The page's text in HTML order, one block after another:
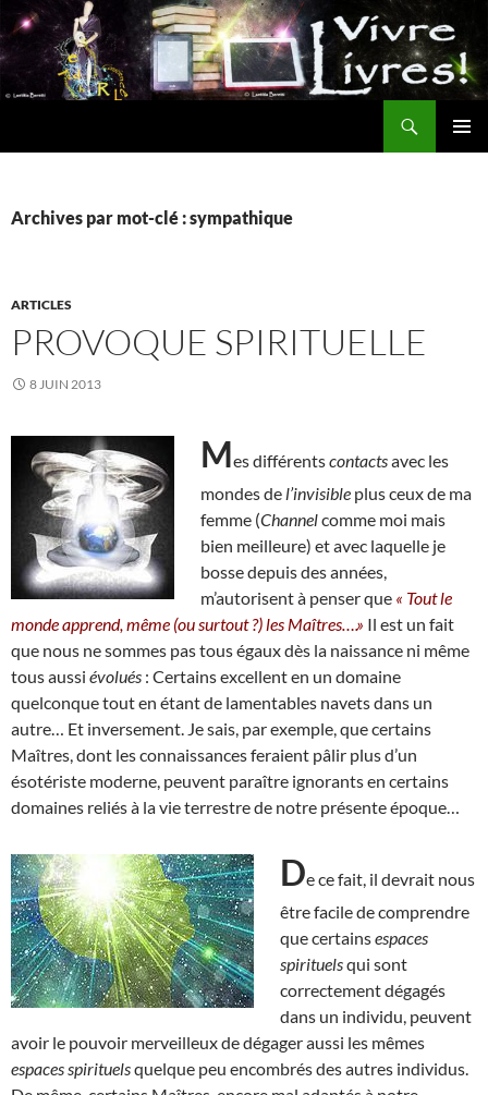
Aller
au
contenu
Archives par mot-clé : sympathique
ARTICLES
PROVOQUE SPIRITUELLE
8 JUIN 2013
Mes différentscontactsavec les
mondes de l’invisible plus ceux de ma
femme (Channelcomme moi mais
bien meilleure) et avec laquelle je
bosse depuis des années,
m’autorisent à penser que « Tout le
monde apprend, même (ou surtout ?) les Maîtres….» Il est un fait
que nous ne sommes pas tous égaux dès la naissance ni même
tous aussi évolués : Certains excellent en un domaine
quelconque tout en étant de lamentables navets dans un
autre… Et inversement. Je sais, par exemple, que certains
Maîtres, dont les connaissances feraient pâlir plus d’un
ésotériste moderne, peuvent paraître ignorants en certains
domaines reliés à la vie terrestre de notre présente époque…
De ce fait, il devrait nous
être facile de comprendre
que certainsespaces
spirituelsqui sont
correctement dégagés
dans un individu, peuvent
avoir le pouvoir merveilleux de dégager aussi les mêmes
espaces spirituelsquelque peu encombrés des autres individus.